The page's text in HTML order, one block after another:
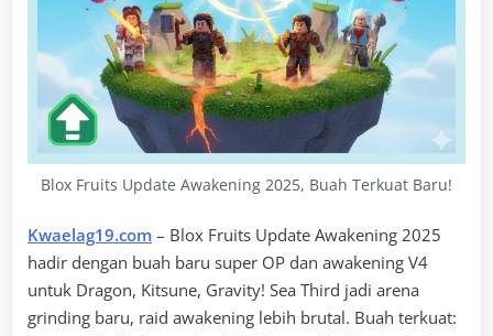
Blox Fruits Update Awakening 2025, Buah Terkuat Baru!
Kwaelag19.com – Blox Fruits Update Awakening 2025
hadir dengan buah baru super OP dan awakening V4
untuk Dragon, Kitsune, Gravity! Sea Third jadi arena
grinding baru, raid awakening lebih brutal. Buah terkuat: